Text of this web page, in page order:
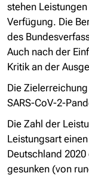
stehen
Verfügung. Die
des
Auch nach der
Kritik an der
Die
SARS-CoV-2-
Die Zahl der
Leistungsart
Deutschland
gesunken (von